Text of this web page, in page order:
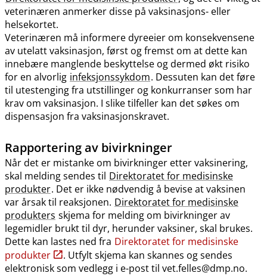
veterinæren anmerker disse på vaksinasjons- eller
helsekortet.
Veterinæren må informere dyreeier om konsekvensene
av utelatt vaksinasjon, først og fremst om at dette kan
innebære manglende beskyttelse og dermed økt risiko
for en alvorlig infeksjonssykdom. Dessuten kan det føre
til utestenging fra utstillinger og konkurranser som har
krav om vaksinasjon. I slike tilfeller kan det søkes om
dispensasjon fra vaksinasjonskravet.
Rapportering av bivirkninger
Når det er mistanke om bivirkninger etter vaksinering,
skal melding sendes til Direktoratet for medisinske
produkter. Det er ikke nødvendig å bevise at vaksinen
var årsak til reaksjonen. Direktoratet for medisinske
produkters skjema for melding om bivirkninger av
legemidler brukt til dyr, herunder vaksiner, skal brukes.
Dette kan lastes ned fra Direktoratet for medisinske
produkter
. Utfylt skjema kan skannes og sendes
elektronisk som vedlegg i e-post til vet.felles@dmp.no.